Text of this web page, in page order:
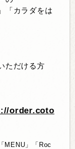
「カラダをは
ただける方
order.coto
MENU」「Roc